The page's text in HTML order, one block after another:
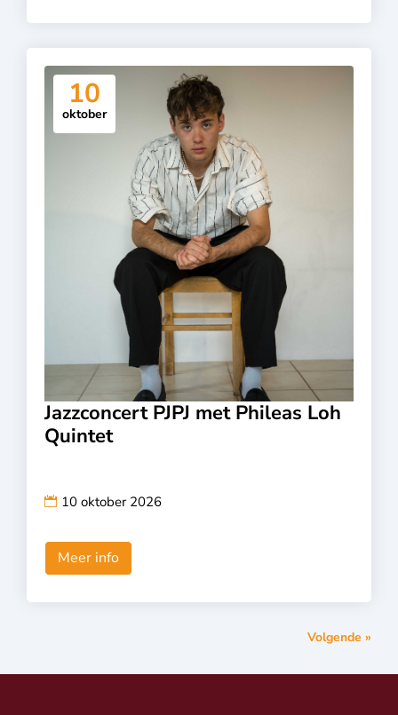
10
oktober
Jazzconcert PJPJ met Phileas Loh
Quintet
10 oktober 2026
Meer info
Volgende »